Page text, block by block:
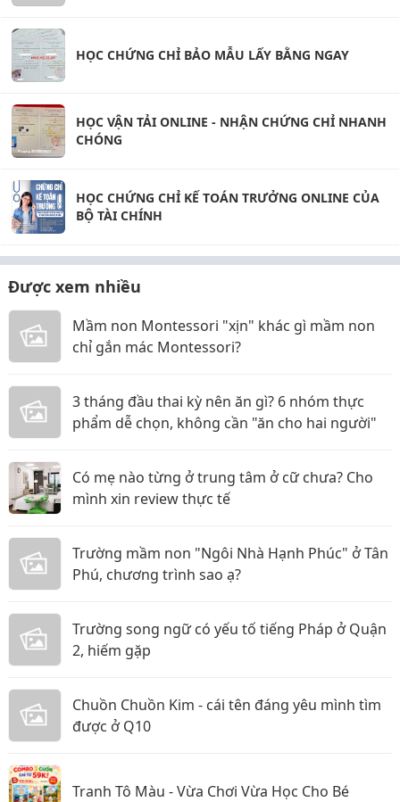
HỌC CHỨNG CHỈ BẢO MẪU LẤY BẰNG NGAY
HỌC VẬN TẢI ONLINE - NHẬN CHỨNG CHỈ NHANH
CHÓNG
HỌC CHỨNG CHỈ KẾ TOÁN TRƯỞNG ONLINE CỦA
BỘ TÀI CHÍNH
Được xem nhiều
Mầm non Montessori "xịn" khác gì mầm non
chỉ gắn mác Montessori?
3 tháng đầu thai kỳ nên ăn gì? 6 nhóm thực
phẩm dễ chọn, không cần "ăn cho hai người"
Có mẹ nào từng ở trung tâm ở cữ chưa? Cho
mình xin review thực tế
Trường mầm non "Ngôi Nhà Hạnh Phúc" ở Tân
Phú, chương trình sao ạ?
Trường song ngữ có yếu tố tiếng Pháp ở Quận
2, hiếm gặp
Chuồn Chuồn Kim - cái tên đáng yêu mình tìm
được ở Q10
Tranh Tô Màu - Vừa Chơi Vừa Học Cho Bé